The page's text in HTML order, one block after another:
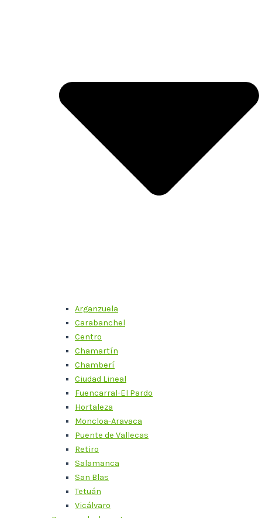
Arganzuela
Carabanchel
Centro
Chamartín
Chamberí
Ciudad Lineal
Fuencarral-El Pardo
Hortaleza
Moncloa-Aravaca
Puente de Vallecas
Retiro
Salamanca
San Blas
Tetuán
Vicálvaro